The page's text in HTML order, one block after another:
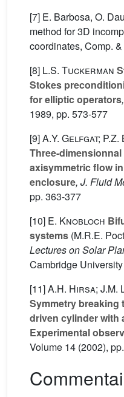
[7] E. Barbosa, O.
method for 3D
coordinates, Comp.
[8] L.S. Tuckerman
Stokes
for elliptic operators
1989, pp. 573-577
[9]A.Y. Gelfgat;
Three-
axisymmetric flow
enclosure, J. Fluid
pp. 363-377
[10] E. Knobloch
systems (M.R.E.
Lectures on Solar
Cambridge
[11]A.H. Hirsa; J.M.
Symmetry breaking
driven cylinder with
Experimental
Volume 14 (2002),